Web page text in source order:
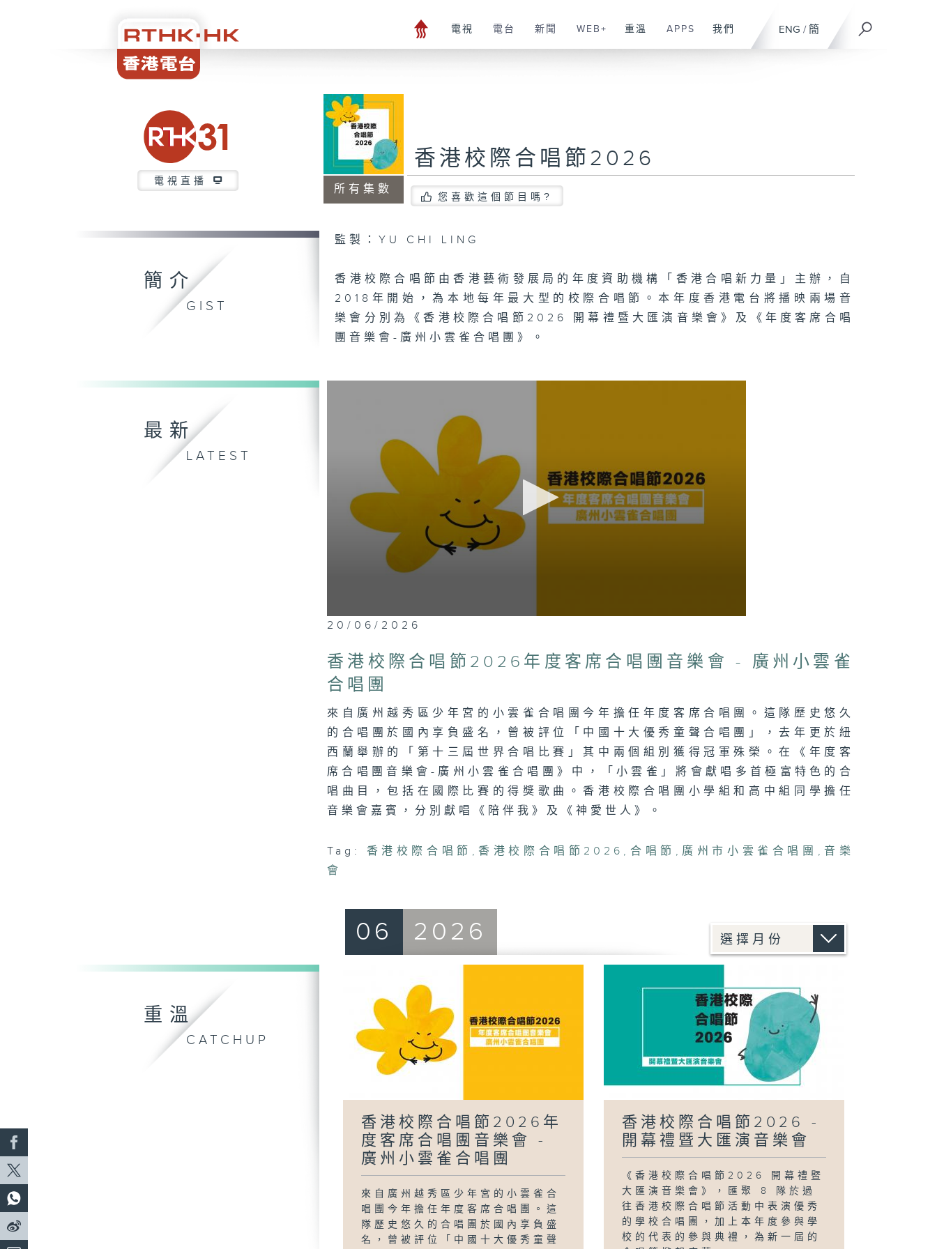
ENG / 簡
電視 電台 新聞 WEB+ 重溫 APPS 我們
電視直播
所有集數
香港校際合唱節2026
您喜歡這個節目嗎?
簡介
GIST
監製：YU CHI LING
香港校際合唱節由香港藝術發展局的年度資助機構「香港合唱新力量」主辦，自
2018年開始，為本地每年最大型的校際合唱節。本年度香港電台將播映兩場音
樂會分別為《香港校際合唱節2026 開幕禮暨大匯演音樂會》及《年度客席合唱
團音樂會-廣州小雲雀合唱團》。
最新
LATEST
0
seconds
1
hour,
53
minutes,
second Volume
90%
20/06/2026
香港校際合唱節2026年度客席合唱團音樂會 - 廣州小雲雀
合唱團
來自廣州越秀區少年宮的小雲雀合唱團今年擔任年度客席合唱團。這隊歷史悠久
的合唱團於國內享負盛名，曾被評位「中國十大優秀童聲合唱團」，去年更於紐
西蘭舉辦的「第十三屆世界合唱比賽」其中兩個組別獲得冠軍殊榮。在《年度客
席合唱團音樂會-廣州小雲雀合唱團》中，「小雲雀」將會獻唱多首極富特色的合
唱曲目，包括在國際比賽的得獎歌曲。香港校際合唱團小學組和高中組同學擔任
音樂會嘉賓，分別獻唱《陪伴我》及《神愛世人》。
Tag: 香港校際合唱節 , 香港校際合唱節2026 , 合唱節 , 廣州市小雲雀合唱團 , 音樂
會
重溫
CATCHUP
06 2026
香港校際合唱節2026年
度客席合唱團音樂會 -
廣州小雲雀合唱團
來自廣州越秀區少年宮的小雲雀合
唱團今年擔任年度客席合唱團。這
隊歷史悠久的合唱團於國內享負盛
名，曾被評位「中國十大優秀童聲
香港校際合唱節2026 -
開幕禮暨大匯演音樂會
《香港校際合唱節2026 開幕禮暨
大匯演音樂會》，匯聚 8 隊於過
往香港校際合唱節活動中表演優秀
的學校合唱團，加上本年度參與學
校的代表的參與典禮，為新一屆的